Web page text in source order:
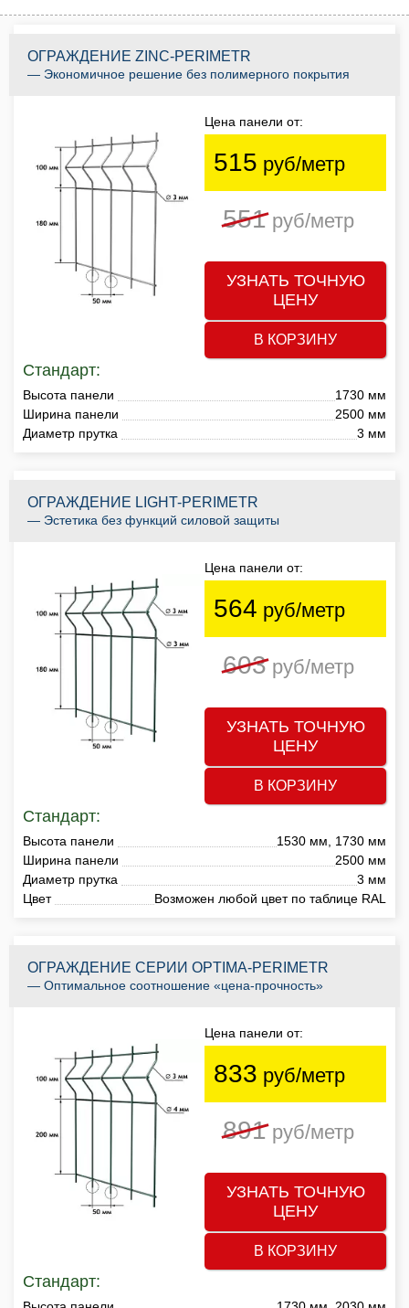
ОГРАЖДЕНИЕ ZINC-PERIMETR
— Экономичное решение без полимерного покрытия
Цена панели от:
515 руб/метр
551руб/метр
УЗНАТЬ ТОЧНУЮ
ЦЕНУ
В КОРЗИНУ
Стандарт:
Высота панели
1730 мм
Ширина панели
2500 мм
Диаметр прутка
3 мм
ОГРАЖДЕНИЕ LIGHT-PERIMETR
— Эстетика без функций силовой защиты
Цена панели от:
564 руб/метр
603руб/метр
УЗНАТЬ ТОЧНУЮ
ЦЕНУ
В КОРЗИНУ
Стандарт:
Высота панели
1530 мм, 1730 мм
Ширина панели
2500 мм
Диаметр прутка
3 мм
Цвет
Возможен любой цвет по таблице RAL
ОГРАЖДЕНИЕ СЕРИИ OPTIMA-PERIMETR
— Оптимальное соотношение «цена-прочность»
Цена панели от:
833 руб/метр
891руб/метр
УЗНАТЬ ТОЧНУЮ
ЦЕНУ
В КОРЗИНУ
Стандарт: